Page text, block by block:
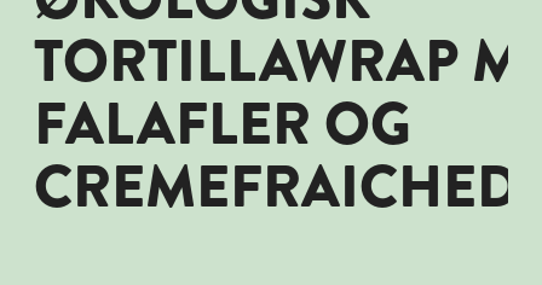
TORTILLAWRAP
FALAFLER OG